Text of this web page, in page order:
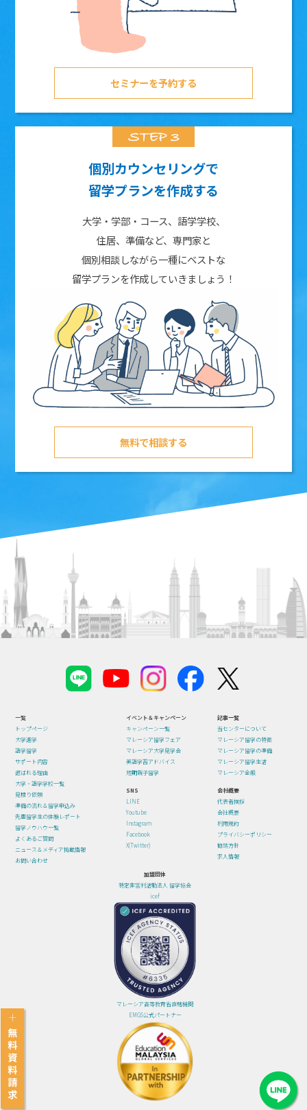
セミナーを予約する
個別カウンセリングで
留学プランを作成する
大学・学部・コース、語学学校、
住居、準備など、専門家と
個別相談しながら一種にベストな
留学プランを作成していきましょう！
無料で相談する
一覧
トップページ
大学進学
語学留学
サポート内容
選ばれる理由
大学・語学学校一覧
見積り依頼
準備の流れ＆留学申込み
先輩留学生の体験レポート
留学ノウハウ一覧
よくあるご質問
ニュース＆メディア掲載情報
お問い合わせ
イベント＆キャンペーン
キャンペーン一覧
マレーシア留学フェア
マレーシア大学見学会
英語学習アドバイス
短期親子留学
記事一覧
当センターについて
マレーシア留学の特徴
マレーシア留学の準備
マレーシア留学生活
マレーシア全般
SNS
LINE
Youtube
Instagram
Facebook
X(Twitter)
会社概要
代表者挨拶
会社概要
利用規約
プライバシーポリシー
勧誘方針
求人情報
加盟団体
特定非営利活動法人 留学協会
icef
マレーシア高等教育省直轄機関
EMGS公式パートナー